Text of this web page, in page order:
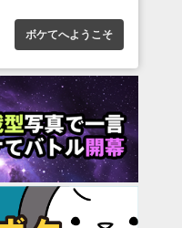
ボケてへようこそ